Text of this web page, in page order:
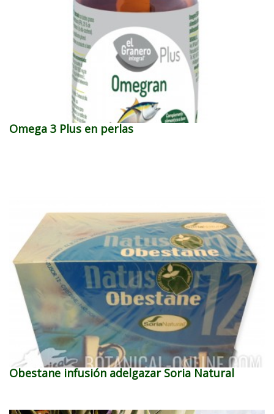
Omega 3 Plus en perlas
Obestane infusión adelgazar Soria Natural